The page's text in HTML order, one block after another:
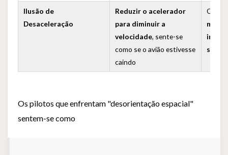
Ilusão de
Desaceleração
Reduzir o acelerador
para diminuir a
velocidade, sente-se
como se o avião estivesse
caindo
O
subir
Os pilotos que enfrentam "desorientação espacial"
sentem-se como